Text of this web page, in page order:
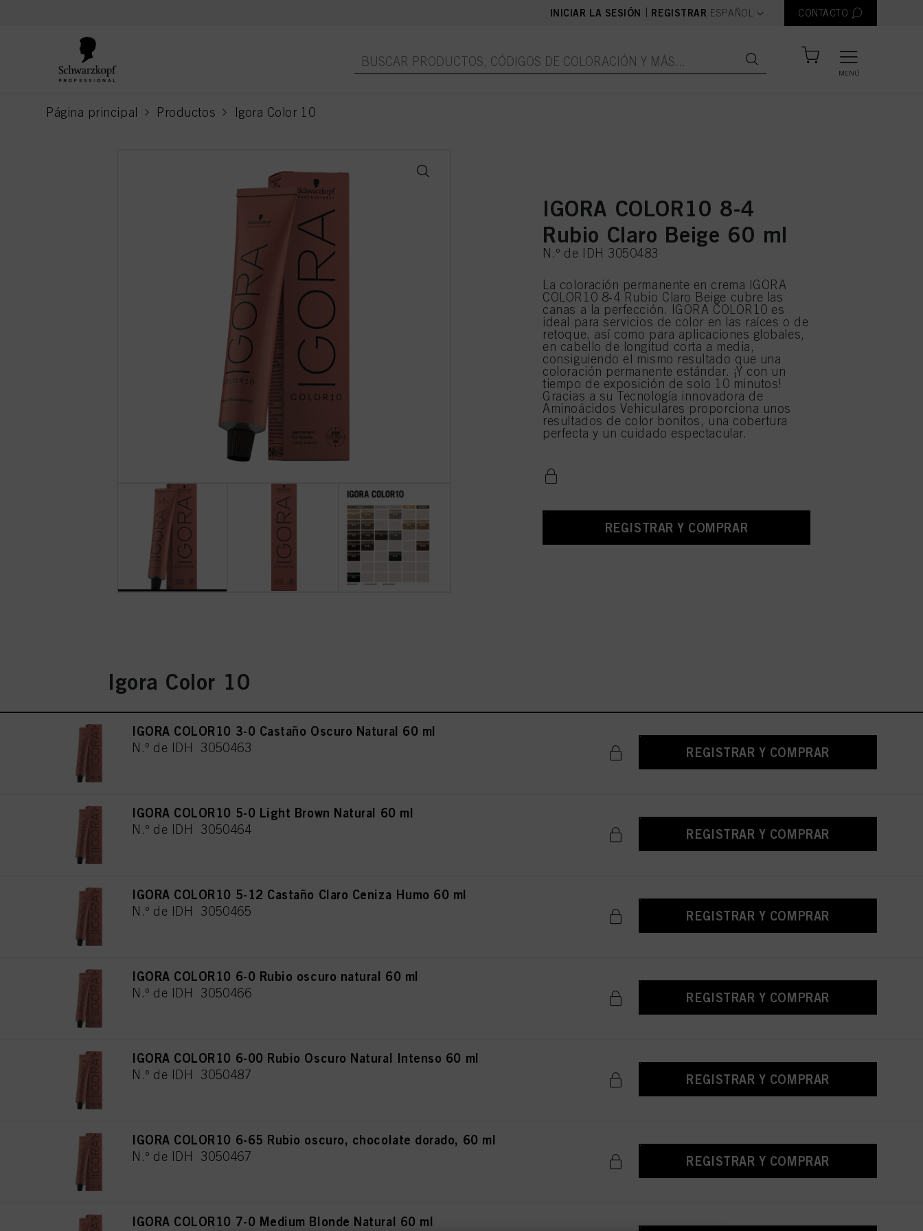
INICIAR LA SESIÓN REGISTRAR text.language
ESPAÑOL CONTACTO
MENÚ
Página principal Productos Igora Color 10
current page
IGORA COLOR10 8-4
Rubio Claro Beige 60 ml
N.º de IDH 3050483
La coloración permanente en crema IGORA
COLOR10 8-4 Rubio Claro Beige cubre las
canas a la perfección. IGORA COLOR10 es
ideal para servicios de color en las raíces o de
retoque, así como para aplicaciones globales,
en cabello de longitud corta a media,
consiguiendo el mismo resultado que una
coloración permanente estándar. ¡Y con un
tiempo de exposición de solo 10 minutos!
Gracias a su Tecnología innovadora de
Aminoácidos Vehiculares proporciona unos
resultados de color bonitos, una cobertura
perfecta y un cuidado espectacular.
REGISTRAR Y COMPRAR
Igora Color 10
IGORA COLOR10 3-0 Castaño Oscuro Natural 60 ml
N.º de IDH 3050463 REGISTRAR Y COMPRAR
IGORA COLOR10 5-0 Light Brown Natural 60 ml
N.º de IDH 3050464 REGISTRAR Y COMPRAR
IGORA COLOR10 5-12 Castaño Claro Ceniza Humo 60 ml
N.º de IDH 3050465 REGISTRAR Y COMPRAR
IGORA COLOR10 6-0 Rubio oscuro natural 60 ml
N.º de IDH 3050466 REGISTRAR Y COMPRAR
IGORA COLOR10 6-00 Rubio Oscuro Natural Intenso 60 ml
N.º de IDH 3050487 REGISTRAR Y COMPRAR
IGORA COLOR10 6-65 Rubio oscuro, chocolate dorado, 60 ml
N.º de IDH 3050467 REGISTRAR Y COMPRAR
IGORA COLOR10 7-0 Medium Blonde Natural 60 ml